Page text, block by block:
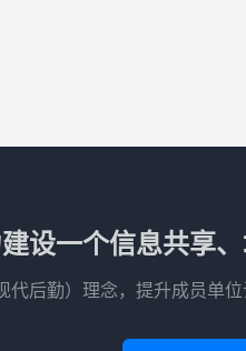
设一个信息共享
后勤）理念，提升成员单